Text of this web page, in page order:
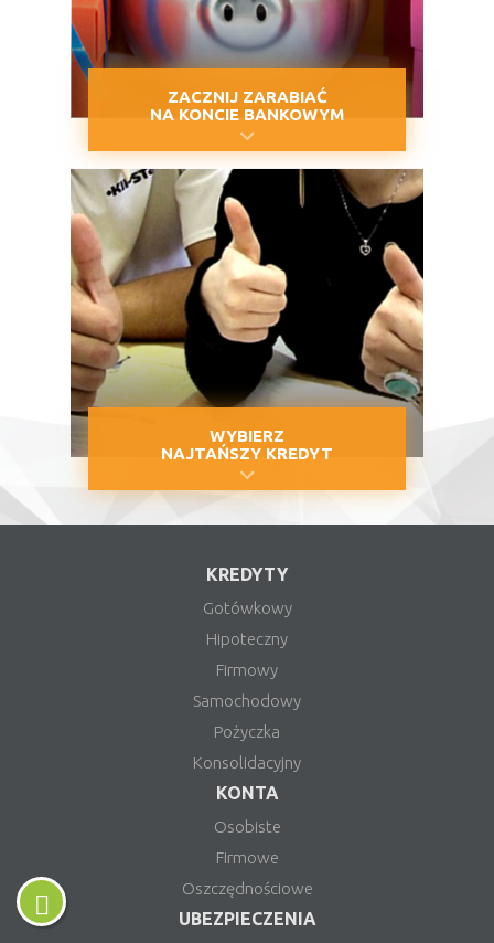
ZACZNIJ ZARABIAĆ
NA KONCIE BANKOWYM
WYBIERZ
NAJTAŃSZY KREDYT
KREDYTY
Gotówkowy
Hipoteczny
Firmowy
Samochodowy
Pożyczka
Konsolidacyjny
KONTA
Osobiste
Firmowe
Oszczędnościowe
UBEZPIECZENIA